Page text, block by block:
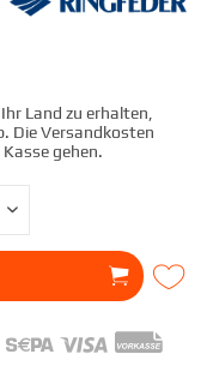
Land zu erhalten,
Die Versandkosten
gehen.